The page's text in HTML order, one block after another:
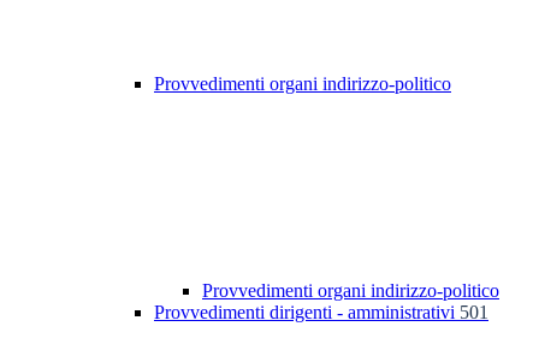
Provvedimenti organi indirizzo-politico
Provvedimenti organi indirizzo-politico
Provvedimenti dirigenti - amministrativi 501